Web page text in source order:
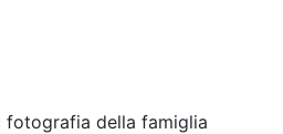
fotografia della famiglia